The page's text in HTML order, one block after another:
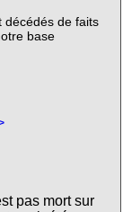
de faits
base
pas mort sur